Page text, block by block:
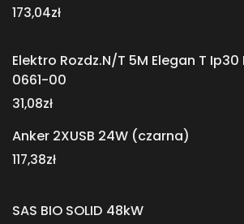
173,04zł
Elektro Rozdz.N/T 5M Elegan T Ip30
0661-00
31,08zł
Anker 2XUSB 24W (czarna)
117,38zł
SAS BIO SOLID 48kW